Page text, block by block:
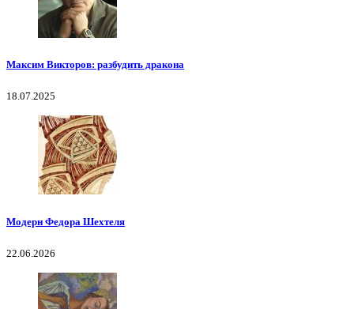
Максим Викторов: разбудить дракона
18.07.2025
Модерн Федора Шехтеля
22.06.2026